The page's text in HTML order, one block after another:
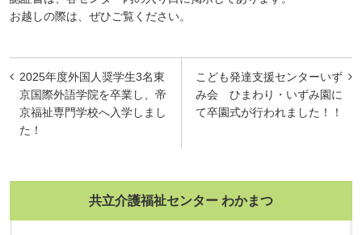
お越しの際は、ぜひご覧ください。
投
稿
ナ
ゲ
こども発達支援センターいず
み会 ひまわり・いずみ園に
て卒園式が行われました！！
2025年度外国人奨学生3名東
京国際外語学院を卒業し、帝
京福祉専門学校へ入学しまし
た！
共立介護福祉センター わかまつ